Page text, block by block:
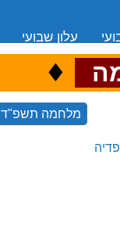
עלון שבועי
♦
מלחמה תשפ"ד